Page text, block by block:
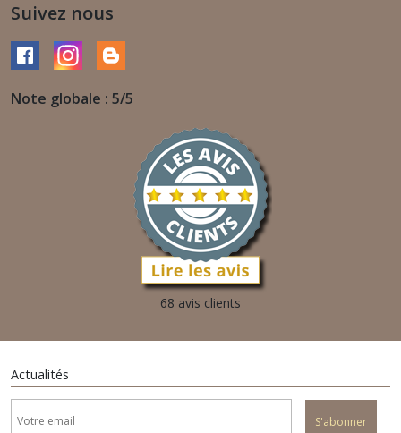
Suivez nous
Note globale : 5/5
68 avis clients
Actualités
S'abonner